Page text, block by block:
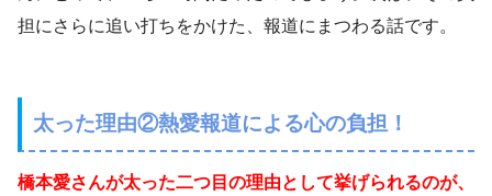
担にさらに追い打ちをかけた、報道にまつわる話です。
太った理由②熱愛報道による心の負担！
橋本愛さんが太った二つ目の理由として挙げられるのが、